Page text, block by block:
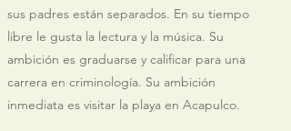
sus padres están separados. En su tiempo
libre le gusta la lectura y la música. Su
ambición es graduarse y calificar para una
carrera en criminología. Su ambición
inmediata es visitar la playa en Acapulco.